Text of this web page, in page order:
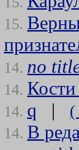
15.
14. no
14.
14. q | (
14. В